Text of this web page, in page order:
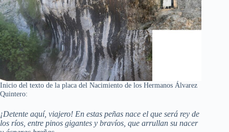
Inicio del texto de la placa del Nacimiento de los Hermanos Álvarez
Quintero:
¡Detente aquí, viajero! En estas peñas nace el que será rey de
los ríos, entre pinos gigantes y bravíos, que arrullan su nacer